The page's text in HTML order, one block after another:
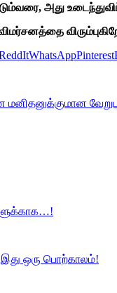
அது
WhatsAppPinterest
ஒரு பொற்காலம்!